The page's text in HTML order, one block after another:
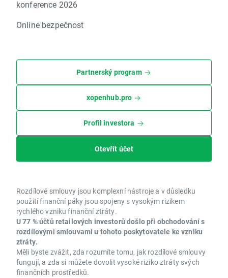
konference 2026
Online bezpečnost
Partnerský program
xopenhub.pro
Profil investora
Otevřít účet
Rozdílové smlouvy jsou komplexní nástroje a v důsledku
použití finanční páky jsou spojeny s vysokým rizikem
rychlého vzniku finanční ztráty.
U 77 % účtů retailových investorů došlo při obchodování s
rozdílovými smlouvami u tohoto poskytovatele ke vzniku
ztráty.
Měli byste zvážit, zda rozumíte tomu, jak rozdílové smlouvy
fungují, a zda si můžete dovolit vysoké riziko ztráty svých
finančních prostředků.